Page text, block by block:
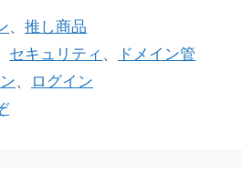
、推し商品
セキュリティ 、
ドメイン管
、
ログイン